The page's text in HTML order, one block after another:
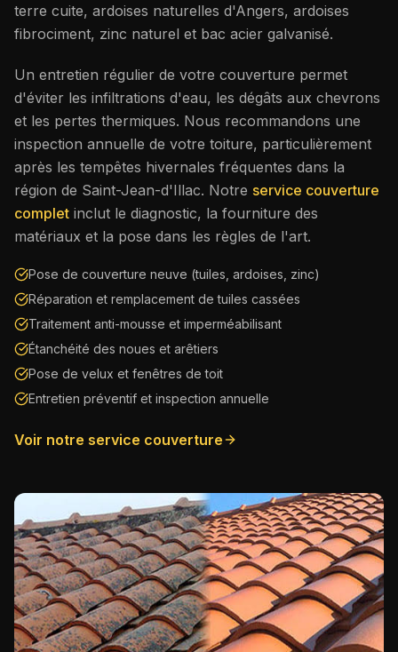
terre cuite, ardoises naturelles d'Angers, ardoises
fibrociment, zinc naturel et bac acier galvanisé.
Un entretien régulier de votre couverture permet
d'éviter les infiltrations d'eau, les dégâts aux chevrons
et les pertes thermiques. Nous recommandons une
inspection annuelle de votre toiture, particulièrement
après les tempêtes hivernales fréquentes dans la
région de Saint-Jean-d'Illac. Notre service couverture
complet inclut le diagnostic, la fourniture des
matériaux et la pose dans les règles de l'art.
Pose de couverture neuve (tuiles, ardoises, zinc)
Réparation et remplacement de tuiles cassées
Traitement anti-mousse et imperméabilisant
Étanchéité des noues et arêtiers
Pose de velux et fenêtres de toit
Entretien préventif et inspection annuelle
Voir notre service couverture